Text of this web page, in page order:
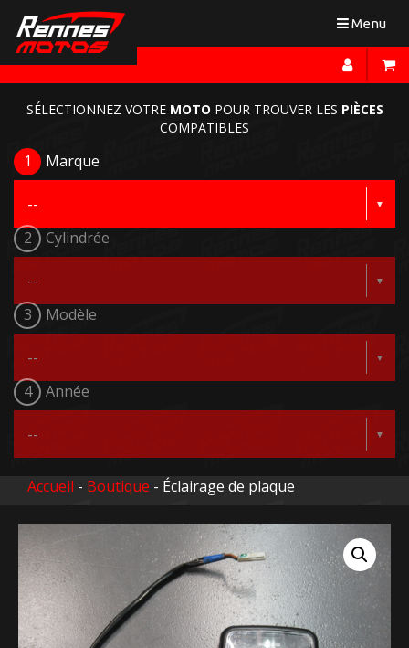
Toggle
Menu
SÉLECTIONNEZ VOTRE MOTO POUR TROUVER LES PIÈCES
COMPATIBLES
1 Marque
2 Cylindrée
3 Modèle
4 Année
Accueil - Boutique - Éclairage de plaque